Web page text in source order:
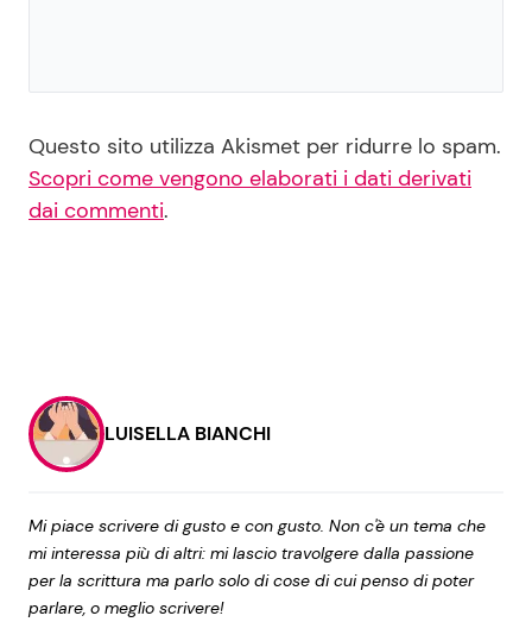
Questo sito utilizza Akismet per ridurre lo spam.
Scopri come vengono elaborati i dati derivati
dai commenti.
LUISELLA BIANCHI
Mi piace scrivere di gusto e con gusto. Non c'è un tema che
mi interessa più di altri: mi lascio travolgere dalla passione
per la scrittura ma parlo solo di cose di cui penso di poter
parlare, o meglio scrivere!